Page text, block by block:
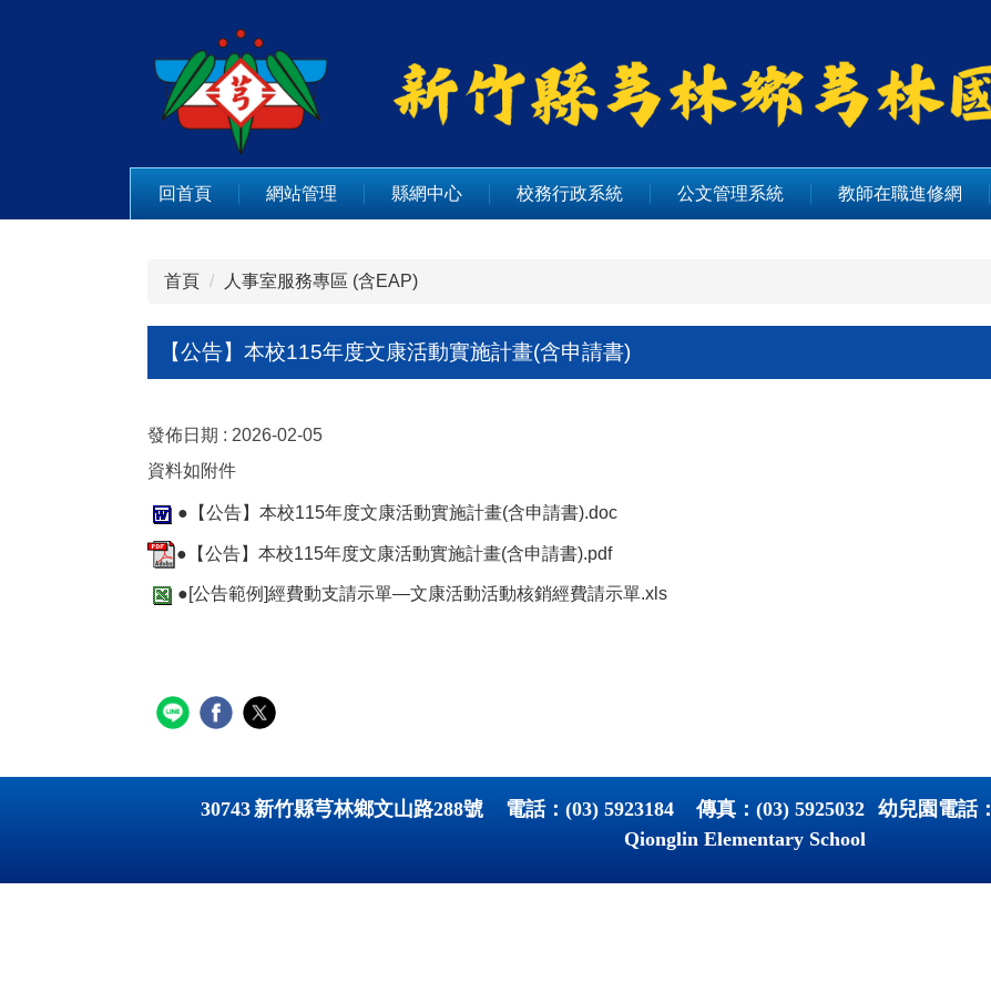
回首頁
網站管理 縣網中心 校務行政系統 公文管理系統 教師在職進修網
首頁 人事室服務專區 (含EAP)
【公告】本校115年度文康活動實施計畫(含申請書)
發佈日期 : 2026-02-05
資料如附件
●【公告】本校115年度文康活動實施計畫(含申請書).doc
●【公告】本校115年度文康活動實施計畫(含申請書).pdf
●[公告範例]經費動支請示單—文康活動活動核銷經費請示單.xls
30743新竹縣芎林鄉文山路288號 電話： (03) 5923184傳真： (03) 5925032 幼兒園電話：
Qionglin Elementary School